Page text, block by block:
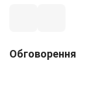
Обговорення